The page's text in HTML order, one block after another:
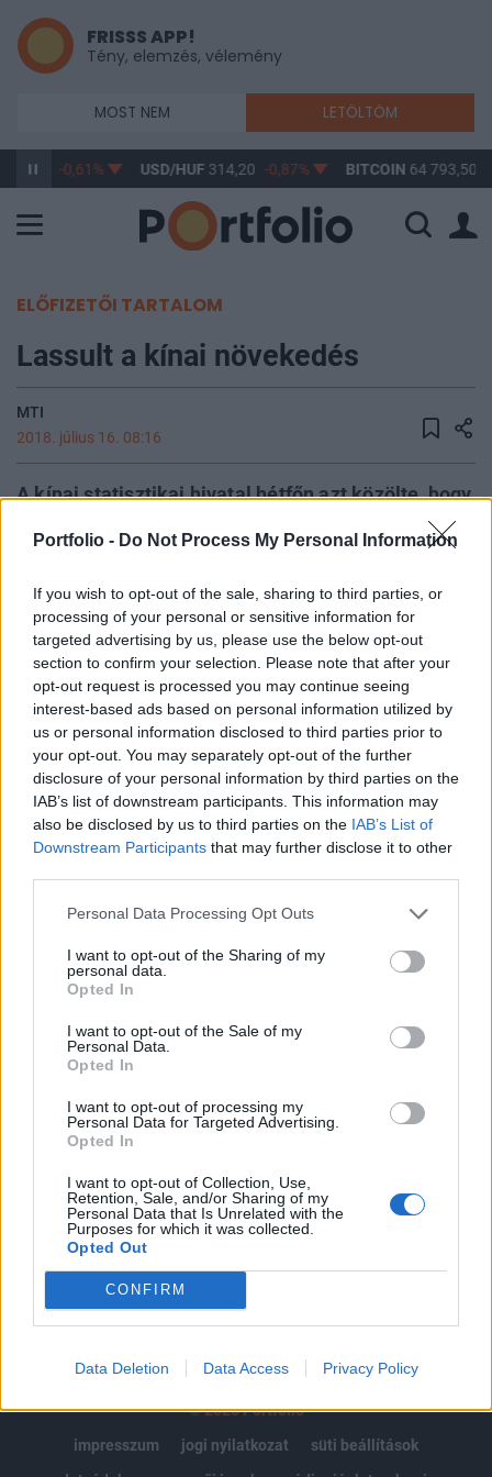
Portfolio - Do Not Process My Personal Information
If you wish to opt-out of the sale, sharing to third parties, or
processing of your personal or sensitive information for
targeted advertising by us, please use the below opt-out
section to confirm your selection. Please note that after your
opt-out request is processed you may continue seeing
interest-based ads based on personal information utilized by
us or personal information disclosed to third parties prior to
your opt-out. You may separately opt-out of the further
disclosure of your personal information by third parties on the
IAB’s list of downstream participants. This information may
also be disclosed by us to third parties on the IAB’s List of
Downstream Participants that may further disclose it to other
Personal Data Processing Opt Outs
I want to opt-out of the Sharing of my
personal data.
Opted In
I want to opt-out of the Sale of my
Personal Data.
Opted In
I want to opt-out of processing my
Personal Data for Targeted Advertising.
Opted In
I want to opt-out of Collection, Use,
Retention, Sale, and/or Sharing of my
Personal Data that Is Unrelated with the
Purposes for which it was collected.
Opted Out
CONFIRM
Data Deletion Data Access Privacy Policy
FRISSS APP!
Tény, elemzés, vélemény
MOST NEM LETÖLTÖM
-0,61% USD/HUF314,20 -0,87% BITCOIN64 793,50
ELŐFIZETŐI TARTALOM
Lassult a kínai növekedés
MTI
2018. július 16. 08:16
A kínai statisztikai hivatal hétfőn azt közölte, hogy
összevetésben 6,7 százalékkal bővült az április-
az első negyedévi 6,8 százalékhoz képest.
Az utóbbi 12 negyedévben rendre 6,7-6,9 százalék közötti
volt a GDP-növekedés üteme. Negyedéves összevetésben
1,8 százalékkal bővült a kínai gazdaság a második
negyedévben, ami gyorsulás az első negyedévi 1,4
százalékhoz képest. Elemzők szerényebb növekedésre, 1,6
százalékra számítottak. A kínai GDP az első félévben 6,8
százalékkal nőtt, ami felülmúlja...
KEDVES OLVASÓNK!
A keresett cikk a portfolio.hu hírarchívumához
tartozik, melynek olvasása előfizetéses
regisztrációhoz kötött.
Az előfizetés a következőket tartalmazza:
Portfolio.hu teljes cikkarchívum
Kötéslisták: BÉT elmúlt 2 év napon belüli
kötéslistái
MÁR ELŐFIZETŐNK VAGY?BEJELENTKEZÉS
© 2026 Portfolio
impresszum
jogi nyilatkozat
süti beállítások